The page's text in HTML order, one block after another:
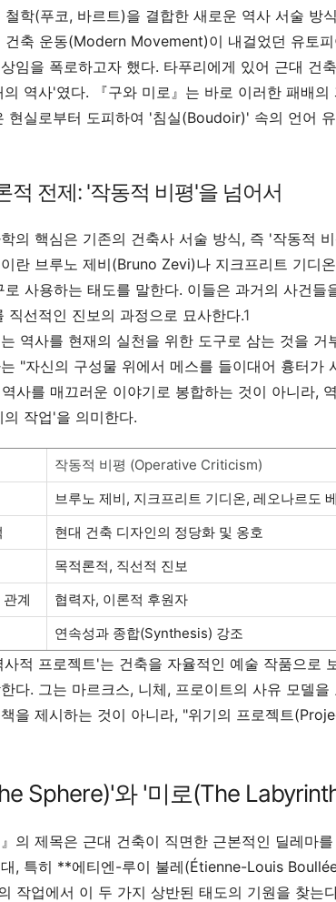
철학(푸코, 바르트)을 결합한 새로운 역사 서술 방
건축 운동(Modern Movement)이 내걸었던 유토
임을 폭로하고자 했다. 타푸리에게 있어 근대 건
의 역사'였다. 『구와 미로』는 바로 이러한 패배
현실로부터 도피하여 '침실(Boudoir)' 속의 언어
적 전제: '작동적 비평'을 넘어서
의 핵심은 기존의 건축사 서술 방식, 즉 '작동적
란 브루노 제비(Bruno Zevi)나 지크프리트 기
로 사용하는 태도를 말한다. 이들은 과거의 사건
직선적인 진보의 과정으로 묘사한다.1
역사를 현재의 실천을 위한 도구로 삼는 것을
"자신의 구성물 위에서 메스를 들이대어 흉터
사를 매끄러운 이야기로 봉합하는 것이 아니라,
작업'을 의미한다.
작동적 비평 (Operative Criticism)
브루노 제비, 지크프리트 기디온, 레오나르도
현대 건축 디자인의 정당화 및 옹호
목적론적, 직선적 진보
계
협력자, 이론적 후원자
연속성과 종합(Synthesis) 강조
적 프로젝트'는 건축을 자율적인 예술 작품으로
다. 그는 마르크스, 니체, 프로이트의 사유 모델
을 제시하는 것이 아니라, "위기의 프로젝트
Sphere)'와 '미로(The
』의 제목은 근대 건축이 직면한 근본적인 딜레마
, 특히 **에티엔-루이 불레(Étienne-Louis
작업에서 이 두 가지 상반된 태도의 기원을 찾는